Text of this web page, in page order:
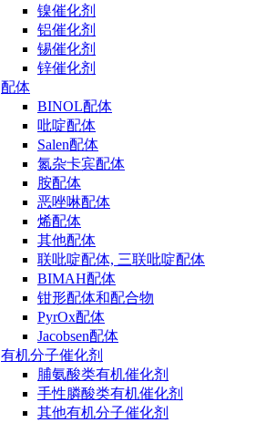
镍催化剂
铝催化剂
锡催化剂
锌催化剂
配体
BINOL配体
吡啶配体
Salen配体
氮杂卡宾配体
胺配体
恶唑啉配体
烯配体
其他配体
联吡啶配体, 三联吡啶配体
BIMAH配体
钳形配体和配合物
PyrOx配体
Jacobsen配体
有机分子催化剂
脯氨酸类有机催化剂
手性膦酸类有机催化剂
其他有机分子催化剂